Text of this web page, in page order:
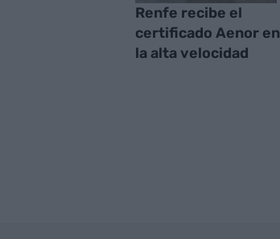
Renfe recibe el
certificado Aenor en
la alta velocidad